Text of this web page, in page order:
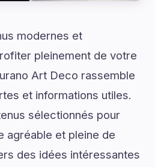
modernes et
pleinement de votre
Art Deco rassemble
et informations utiles.
sélectionnés pour
agréable et pleine de
des idées intéressantes